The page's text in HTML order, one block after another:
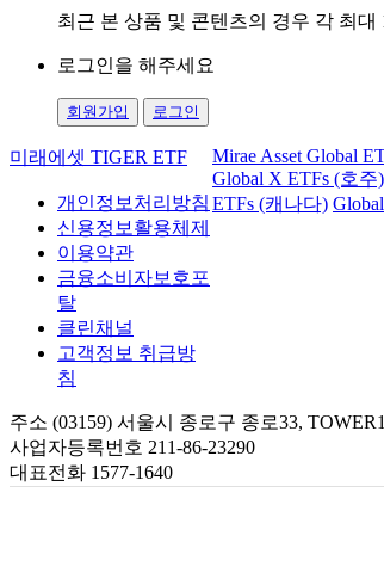
최근 본 상품 및 콘텐츠의 경우 각 최
로그인을 해주세요
회원가입 로그인
미래에셋 TIGER ETF
개인정보처리방침
신용정보활용체제
이용약관
금융소비자보호포
탈
클린채널
고객정보 취급방
침
Mirae Asset Global
Global X ETFs (호주)
ETFs (캐나다)
주소 (03159) 서울시 종로구 종로33,
사업자등록번호 211-86-23290
대표전화 1577-1640